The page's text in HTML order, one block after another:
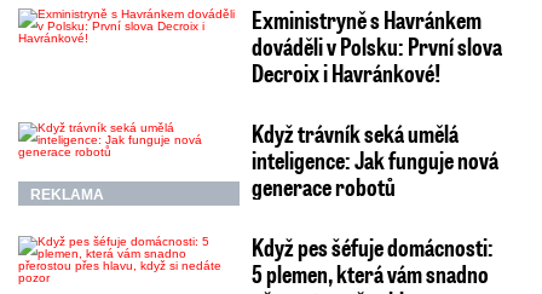
Exministryně s Havránkem
dováděli v Polsku: První slova
Decroix i Havránkové!
REKLAMA
Když trávník seká umělá
inteligence: Jak funguje nová
generace robotů
Když pes šéfuje domácnosti:
5 plemen, která vám snadno